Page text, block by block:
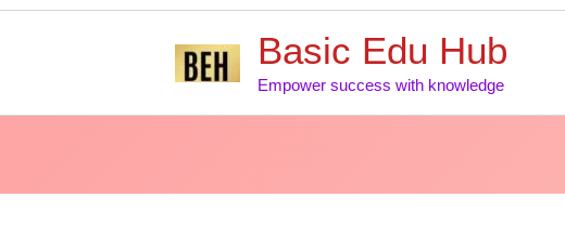
Skip
to
content
Basic Edu Hub
Empower success with knowledge